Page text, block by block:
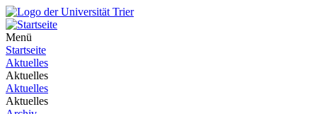
Menü
Startseite
Aktuelles
Aktuelles
Aktuelles
Aktuelles